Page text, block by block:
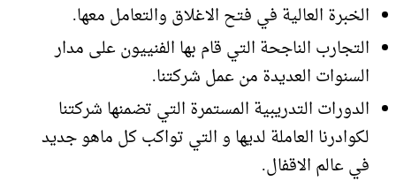
الخبرة العالية في فتح الاغلاق والتعامل معها.
التجارب الناجحة التي قام بها الفنييون على مدار
السنوات العديدة من عمل شركتنا.
الدورات التدريبية المستمرة التي تضمنها شركتنا
لكوادرنا العاملة لديها و التي تواكب كل ماهو جديد
في عالم الاقفال.